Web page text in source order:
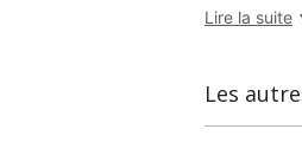
Lire la suite
Les